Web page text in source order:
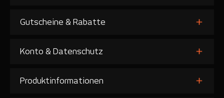
Gutscheine & Rabatte
Konto & Datenschutz
Produktinformationen